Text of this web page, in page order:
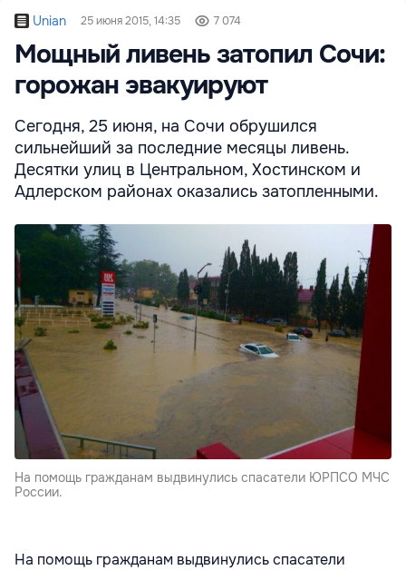
Unian 25 июня 2015, 14:35 7 074
Мощный ливень затопил Сочи:
горожан эвакуируют
Сегодня, 25 июня, на Сочи обрушился
сильнейший за последние месяцы ливень.
Десятки улиц в Центральном, Хостинском и
Адлерском районах оказались затопленными.
На помощь гражданам выдвинулись спасатели ЮРПСО МЧС
России.
На помощь гражданам выдвинулись спасатели